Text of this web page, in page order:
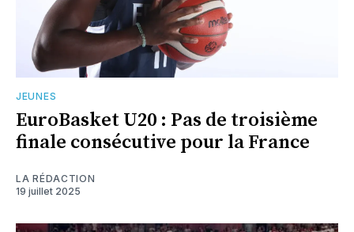
JEUNES
EuroBasket U20 : Pas de troisième
finale consécutive pour la France
LA RÉDACTION
19 juillet 2025